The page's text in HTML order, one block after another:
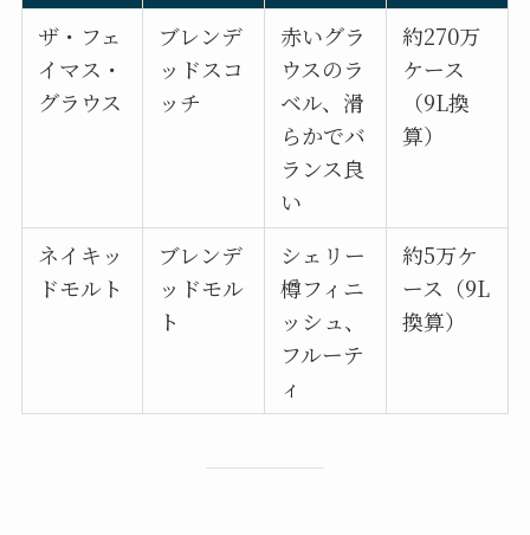
ザ・フェ
イマス・
グラウス
ブレンデ
ッドスコ
ッチ
赤いグラ
ウスのラ
ベル、滑
らかでバ
ランス良
い
約270万
ケース
（9L換
算）
ネイキッ
ドモルト
ブレンデ
ッドモル
ト
シェリー
樽フィニ
ッシュ、
フルーテ
ィ
約5万ケ
ース（9L
換算）